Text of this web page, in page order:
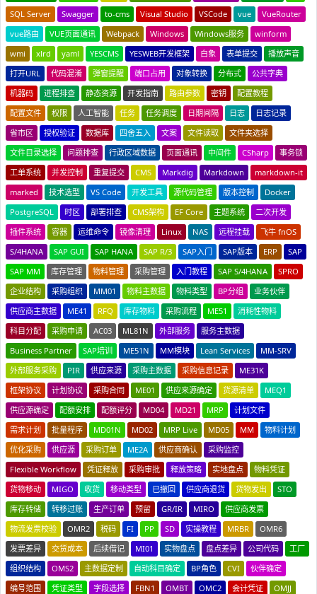
SQL Server
Swagger to-cms Visual Studio VSCode vue
VueRouter
vue路由
VUE页面通讯 Webpack Windows Windows服务
winform
wmi
xlrd yaml YESCMS YESWEB开发框架 白象 表单提交
播放声音
打开URL
代码混淆 弹窗提醒 端口占用 对象转换 分布式
公共字典
机器码
进程排查 静态资源 开发指南 路由参数 密钥
配置教程
配置文件
权限 人工智能 任务 任务调度 日期间隔 日志
日志记录
省市区
授权验证 数据库 四舍五入 文案 文件读取
文件夹选择
文件目录选择
问题排查 行政区域数据 页面通讯 中间件 CSharp
事务锁
工单系统
并发控制 重复提交 CMS Markdig Markdown
markdown-it
marked
技术选型 VS Code 开发工具 源代码管理 版本控制
Docker
PostgreSQL
时区 部署排查 CMS架构 EF Core 主题系统
二次开发
插件系统
容器 运维命令 镜像清理 Linux NAS 远程挂载
飞牛 fnOS
S/4HANA
SAP GUI SAP HANA SAP R/3 SAP入门 SAP版本 ERP
SAP
SAP MM
库存管理 物料管理 采购管理 入门教程 SAP S/4HANA
SPRO
企业结构
采购组织 MM01 物料主数据 物料类型 BP分组
业务伙伴
供应商主数据
ME41 RFQ 库存物料 采购流程 ME51
消耗性物料
科目分配
采购申请 AC03 ML81N 外部服务
服务主数据
Business Partner
SAP培训 ME51N MM模块 Lean Services
MM-SRV
外部服务采购
PIR 供应来源 采购主数据 采购信息记录
ME31K
框架协议
计划协议 采购合同 ME01 供应来源确定 货源清单
MEQ1
供应源确定
配额安排 配额评分 MD04 MD21 MRP
计划文件
需求计划
批量程序 MD01N MD02 MRP Live MD05 MM
物料计划
优化采购
供应源 采购订单 ME2A 供应商确认
采购监控
Flexible Workflow
凭证释放 采购审批 释放策略 实地盘点
物料凭证
货物移动
MIGO 收货 移动类型 已撤回 供应商退货 货物发出
STO
库存转储
转移过账 生产订单 预留 GR/IR MIRO
供应商发票
物流发票校验
OMR2 税码 FI PP SD 实操教程 MRBR
OMR6
发票差异
交货成本 后续借记 MI01 实物盘点 盘点差异 公司代码
工厂
组织结构
OMS2 主数据定制 自动科目确定 BP角色 CVI
伙伴确定
编号范围
凭证类型 字段选择 FBN1 OMBT OMC2 会计凭证
OMJJ